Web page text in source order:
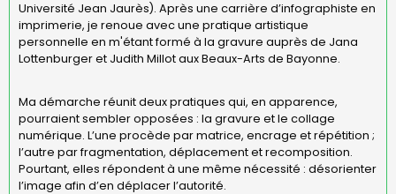
Université Jean Jaurès). Après une carrière d’infographiste en
imprimerie, je renoue avec une pratique artistique
personnelle en m'étant formé à la gravure auprès de Jana
Lottenburger et Judith Millot aux Beaux-Arts de Bayonne.
Ma démarche réunit deux pratiques qui, en apparence,
pourraient sembler opposées : la gravure et le collage
numérique. L’une procède par matrice, encrage et répétition ;
l’autre par fragmentation, déplacement et recomposition.
Pourtant, elles répondent à une même nécessité : désorienter
l’image afin d’en déplacer l’autorité.